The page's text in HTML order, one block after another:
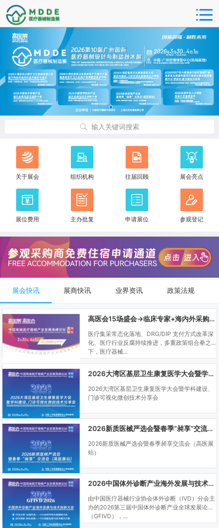
输入关键词搜索
关于展会 组织机构 往届回顾 展会亮点
展位费用 主办批复 申请展位 参观登记
展会快讯 展商快讯 业界资讯 政策法规
高医会15场盛会→临床专家+海内外采购商双向对接
医疗集采常态化落地、DRG/DIP 支付方式改革深
化、医疗行业反腐持续推进，多重政策组合拳之
下，医疗器械...
2026大湾区基层卫生康复医学大会暨学科建设、门诊可视化微创技术分享会
2026大湾区基层卫生康复医学大会暨学科建设、
门诊可视化微创技术分享会
2026新质医械严选会暨春季“昶享”交流会（高医展站）
2026新质医械严选会暨春季昶享交流会（高医展
站）
2026中国体外诊断产业海外发展与技术创新大会
由中国医疗器械行业协会体外诊断（IVD）分会主
办的2026第三届中国体外诊断产业全球发展论坛
（GFIVD），...